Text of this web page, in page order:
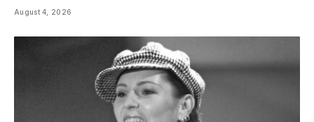
August 4, 2026